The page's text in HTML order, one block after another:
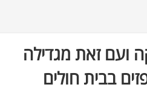
ועם זאת מגדילה
בבית חולים